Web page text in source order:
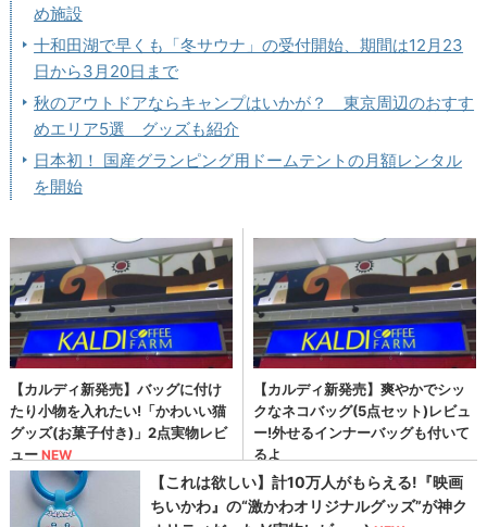
め施設
十和田湖で早くも「冬サウナ」の受付開始、期間は12月23
日から3月20日まで
秋のアウトドアならキャンプはいかが？ 東京周辺のおすす
めエリア5選 グッズも紹介
日本初！ 国産グランピング用ドームテントの月額レンタル
を開始